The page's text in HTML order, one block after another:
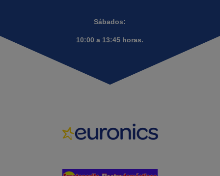
Sábados:
10:00 a 13:45 horas.